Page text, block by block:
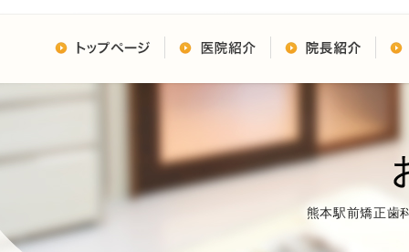
熊本駅前矯正歯